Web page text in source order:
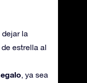
la
estrella al
, ya sea